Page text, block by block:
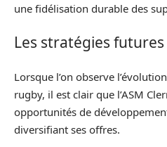
une fidélisation durable des
Les stratégies
Lorsque l’on observe
rugby, il est clair que l’ASM
opportunités de
diversifiant ses offres.